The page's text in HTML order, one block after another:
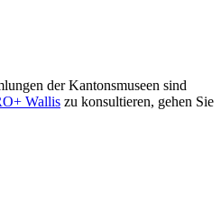
der Kantonsmuseen sind
Wallis zu konsultieren, gehen Sie